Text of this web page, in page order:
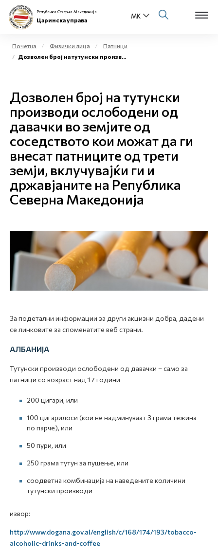
Физички лица
Бизнис заедница
Е-Царина
Медиа центар
Контакт
Република Северна Македонија
Царинска управа
Почетна Физички лица
Патници
Дозволен број на тутунски производи ослободени од давачки во земјите од соседството
Дозволен број на тутунски
производи ослободени од
давачки во земјите од
соседството кои можат да ги
внесат патниците од трети
земји, вклучувајќи ги и
државјаните на Република
Северна Македонија
За подетални информации за други акцизни добра, дадени
се линковите за споменатите веб страни.
АЛБАНИЈА
Тутунски производи ослободени од давачки – само за
патници со возраст над 17 години
200 цигари, или
100 цигарилоси (кои не надминуваат 3 грама тежина
по парче), или
50 пури, или
250 грама тутун за пушење, или
соодветна комбинација на наведените количини
тутунски производи
извор:
http://www.dogana.gov.al/english/c/168/174/193/tobacco-
alcoholic-drinks-and-coffee